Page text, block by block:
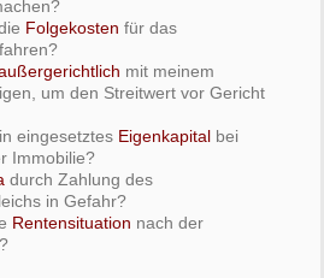
Folgekosten für das
mit meinem
um den Streitwert vor Gericht
eingesetztes Eigenkapital bei
Immobilie?
durch Zahlung des
in Gefahr?
Rentensituation nach der